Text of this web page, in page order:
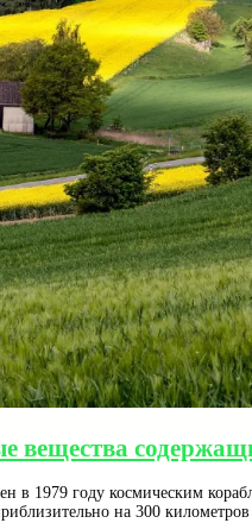
в 1979 году космическим
на 300